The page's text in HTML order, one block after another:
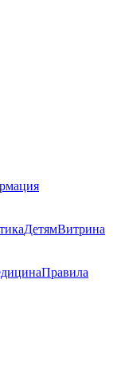
ДетямВитрина
Правила